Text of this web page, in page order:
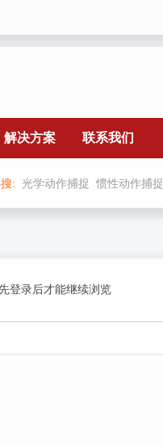
解决方案 联系我们
: 光学动作捕捉 惯性动作捕捉
登录后才能继续浏览